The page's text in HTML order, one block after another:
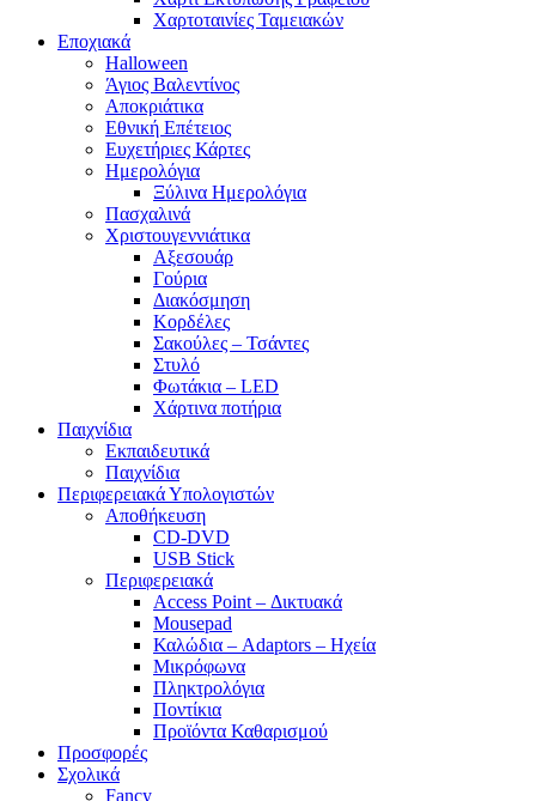
Χαρτοταινίες Ταμειακών
Εποχιακά
Halloween
Άγιος Βαλεντίνος
Αποκριάτικα
Εθνική Επέτειος
Ευχετήριες Κάρτες
Ημερολόγια
Ξύλινα Ημερολόγια
Πασχαλινά
Χριστουγεννιάτικα
Αξεσουάρ
Γούρια
Διακόσμηση
Κορδέλες
Σακούλες – Τσάντες
Στυλό
Φωτάκια – LED
Χάρτινα ποτήρια
Παιχνίδια
Εκπαιδευτικά
Παιχνίδια
Περιφερειακά Υπολογιστών
Αποθήκευση
CD-DVD
USB Stick
Περιφερειακά
Access Point – Δικτυακά
Mousepad
Καλώδια – Adaptors – Ηχεία
Μικρόφωνα
Πληκτρολόγια
Ποντίκια
Προϊόντα Καθαρισμού
Προσφορές
Σχολικά
Fancy